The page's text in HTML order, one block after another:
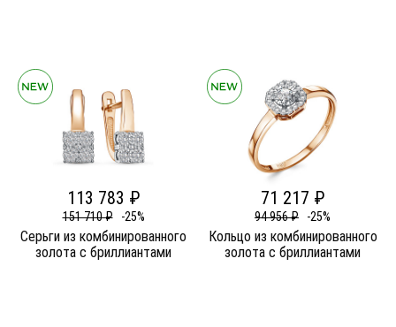
113 783 ₽
151 710 ₽ -25%
Серьги из комбинированного
золота c бриллиантами
71 217 ₽
94 956 ₽ -25%
Кольцо из комбинированного
золота c бриллиантами